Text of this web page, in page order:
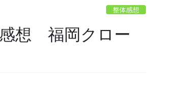
整体感想
感想 福岡クロー